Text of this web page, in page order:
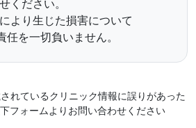
ください。
より生じた損害について
を一切負いません。
れているクリニック情報に誤りがあった
フォームよりお問い合わせください